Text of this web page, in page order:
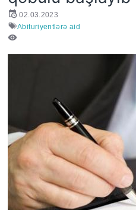
02.03.2023
Abituriyentlərə aid